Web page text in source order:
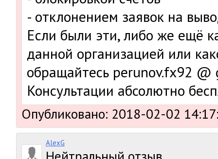
- отклонением заявок на
Если были эти, либо же ещё
данной организацией или
обращайтесь perunov.fx92 @
Консультации абсолютно
Опубликовано: 2018-02-02
AlexG